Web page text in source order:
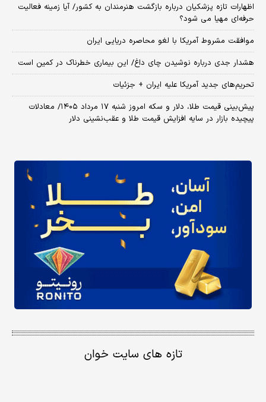
اظهارات تازه پزشکیان درباره بازگشت هنرمندان به کشور/ آیا زمینه فعالیت
حرفه‌ای مهیا می شود؟
موافقت مشروط آمریکا با لغو محاصره دریایی ایران
هشدار جدی درباره نوشیدن چای داغ/ این بیماری خطرناک در کمین است
تحریم‌های جدید آمریکا علیه ایران + جزئیات
پیش‌بینی قیمت طلا، دلار و سکه امروز شنبه ۱۷ مرداد ۱۴۰۵/ معادلات
پیچیده بازار در سایه افزایش قیمت طلا و عقب‌نشینی دلار
تازه های سایت خوان